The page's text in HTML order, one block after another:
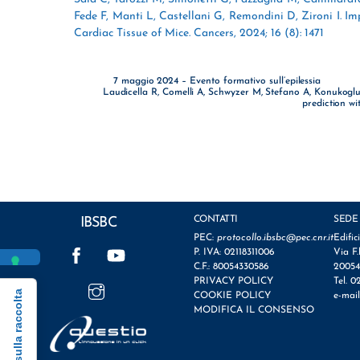
Fede F, Manti L, Castellani G, Remondini D, Zironi I.
Cardiac Tissue of Mice. Cancers, 2024; 16 (8): 1471
7 maggio 2024 – Evento formativo sull’epilessia
Laudicella R, Comelli A, Schwyzer M, Stefano A,
prediction
IBSBC
CONTATTI
PEC: protocollo.ibsbc@pec.cnr.it
P. IVA: 02118311006
C.F.: 80054330586
PRIVACY POLICY
COOKIE POLICY
MODIFICA IL CONSENSO
SEDE
Via
Tel.
e-